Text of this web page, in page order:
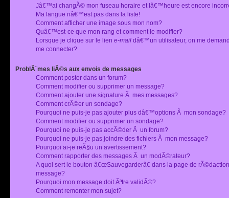
Jâ€™ai changÃ© mon fuseau horaire et lâ€™heure est encore
Ma langue nâ€™est pas dans la liste!
Comment afficher une image sous mon nom?
Quâ€™est-ce que mon rang et comment le modifier?
Lorsque je clique sur le lien e-mail dâ€™un utilisateur, on me
me connecter?
ProblÃ¨mes liÃ©s aux envois de messages
Comment poster dans un forum?
Comment modifier ou supprimer un message?
Comment ajouter une signature Ã mes messages?
Comment crÃ©er un sondage?
Pourquoi ne puis-je pas ajouter plus dâ€™options Ã mon sondage?
Comment modifier ou supprimer un sondage?
Pourquoi ne puis-je pas accÃ©der Ã un forum?
Pourquoi ne puis-je pas joindre des fichiers Ã mon message?
Pourquoi ai-je reÃ§u un avertissement?
Comment rapporter des messages Ã un modÃ©rateur?
A quoi sert le bouton â€œSauvegarderâ€ dans la page de
message?
Pourquoi mon message doit Ãªtre validÃ©?
Comment remonter mon sujet?